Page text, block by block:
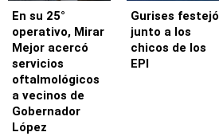
En su 25°
operativo, Mirar
Mejor acercó
servicios
oftalmológicos
a vecinos de
Gobernador
López
Gurises festejó
junto a los
chicos de los
EPI